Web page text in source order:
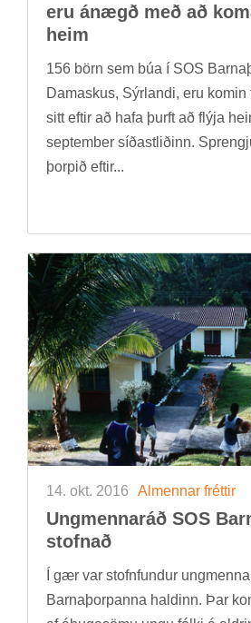
eru ánægð með að
heim
156 börn sem búa í SOS
Dam­askus, Sýr­landi, eru
sitt eft­ir að hafa þurft að flýja
sept­em­ber síð­ast­lið­inn.
þorp­ið eft­ir...
14. okt. 2016 Al­menn­ar frétt­ir
Ung­menna­ráð SOS
stofn­að
Í gær var stofn­fund­ur
Barna­þorp­anna hald­inn. Þar